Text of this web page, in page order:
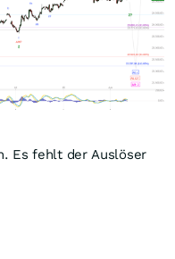
Es fehlt der Auslöser